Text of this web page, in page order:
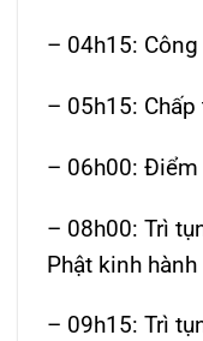
– 04h15: Công
– 05h15: Chấp
– 06h00: Điểm
– 08h00: Trì
Phật kinh hành
– 09h15: Trì